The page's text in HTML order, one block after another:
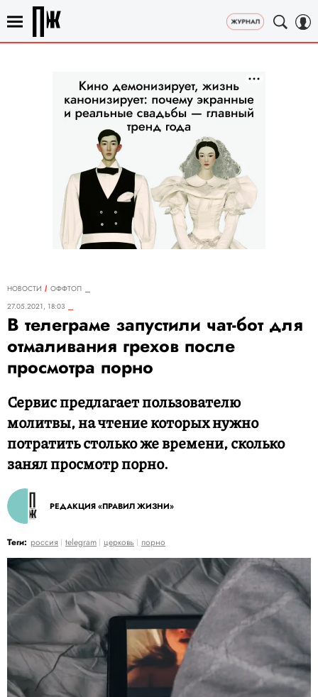
НОВОСТИ
ОФФТОП
27.05.2021, 18:03
В телеграме запустили чат-бот для
отмаливания грехов после
просмотра порно
Сервис предлагает пользователю
молитвы, на чтение которых нужно
потратить столько же времени, сколько
занял просмотр порно.
РЕДАКЦИЯ «ПРАВИЛ ЖИЗНИ»
Теги: россия telegram церковь порно